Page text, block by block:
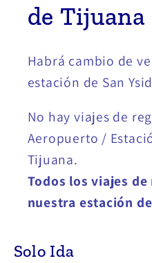
de Tijuana
Habrá cambio de
estación de San
No hay viajes de
Aeropuerto /
Tijuana.
Todos los viajes
nuestra estación
Solo Ida